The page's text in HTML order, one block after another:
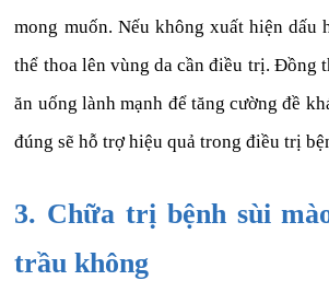
mong muốn. Nếu không xuất hiện dấu
thể thoa lên vùng da cần điều trị. Đồng
ăn uống lành mạnh để tăng cường đề
đúng sẽ hỗ trợ hiệu quả trong điều trị
3. Chữa trị bệnh sùi
trầu không